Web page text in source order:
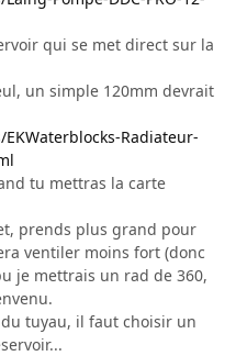
qui se met direct sur la
un simple 120mm devrait
Radiateur-
tu mettras la carte
prends plus grand pour
ventiler moins fort (donc
je mettrais un rad de 360,
tuyau, il faut choisir un